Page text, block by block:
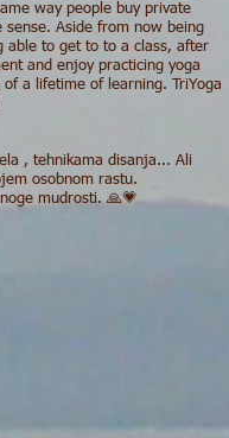
way people buy private
sense. Aside from now being
able to get to to a class, after
and enjoy practicing yoga
a lifetime of learning. TriYoga
, tehnikama disanja... Ali
osobnom rastu.
mudrosti. 🙏💗